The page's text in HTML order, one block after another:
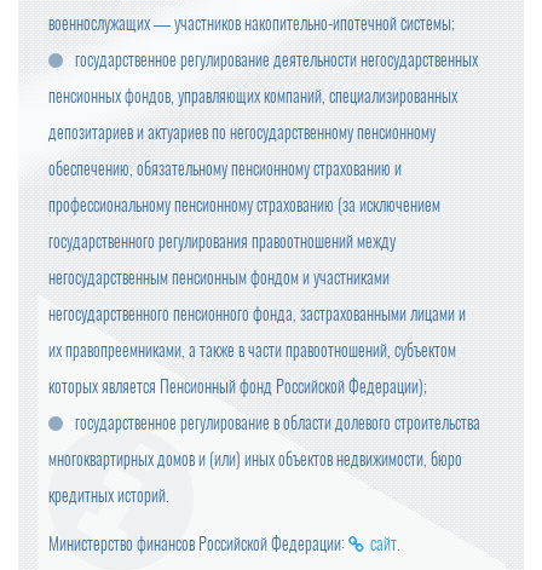
военнослужащих — участников накопительно-ипотечной системы;
государственное регулирование деятельности негосударственных
пенсионных фондов, управляющих компаний, специализированных
депозитариев и актуариев по негосударственному пенсионному
обеспечению, обязательному пенсионному страхованию и
профессиональному пенсионному страхованию (за исключением
государственного регулирования правоотношений между
негосударственным пенсионным фондом и участниками
негосударственного пенсионного фонда, застрахованными лицами и
их правопреемниками, а также в части правоотношений, субъектом
которых является Пенсионный фонд Российской Федерации);
государственное регулирование в области долевого строительства
многоквартирных домов и (или) иных объектов недвижимости, бюро
кредитных историй.
Министерство финансов Российской Федерации: сайт.